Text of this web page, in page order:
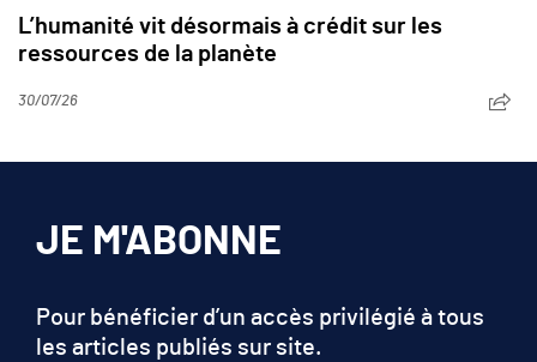
L’humanité vit désormais à crédit sur les
ressources de la planète
30/07/26
JE M'ABONNE
Pour bénéficier d’un accès privilégié à tous
les articles publiés sur site.